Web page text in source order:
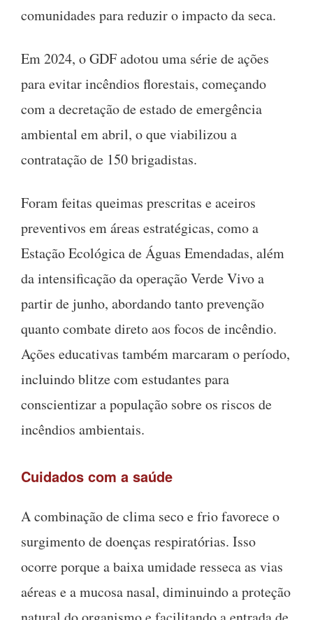
comunidades para reduzir o impacto da seca.
Em 2024, o GDF adotou uma série de ações
para evitar incêndios florestais, começando
com a decretação de estado de emergência
ambiental em abril, o que viabilizou a
contratação de 150 brigadistas.
Foram feitas queimas prescritas e aceiros
preventivos em áreas estratégicas, como a
Estação Ecológica de Águas Emendadas, além
da intensificação da operação Verde Vivo a
partir de junho, abordando tanto prevenção
quanto combate direto aos focos de incêndio.
Ações educativas também marcaram o período,
incluindo blitze com estudantes para
conscientizar a população sobre os riscos de
incêndios ambientais.
Cuidados com a saúde
A combinação de clima seco e frio favorece o
surgimento de doenças respiratórias. Isso
ocorre porque a baixa umidade resseca as vias
aéreas e a mucosa nasal, diminuindo a proteção